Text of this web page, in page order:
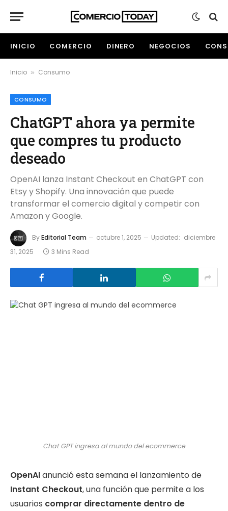
INICIO COMERCIO DINERO NEGOCIOS
Inicio » Consumo
CONSUMO
ChatGPT ahora ya permite
que compres tu producto
deseado
OpenAI lanza Instant Checkout en ChatGPT con
Etsy y Shopify. Una innovación que puede
transformar el comercio digital y competir con
Amazon y Google.
ByEditorial Team octubre 1, 2025 Updated: diciembre
31, 2025
3 Mins Read
Chat GPT ingresa al mundo del ecommerce
OpenAIanunció esta semana el lanzamiento de
Instant Checkout, una función que permite a los
usuarios comprar directamente dentro de